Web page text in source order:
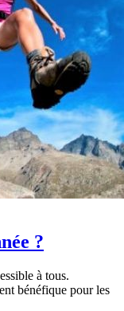
?
à tous.
bénéfique pour les